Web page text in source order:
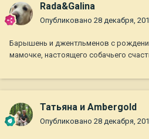
Rada&Galina
Опубликовано 28 декабря,
Барышень и джентльменов с
мамочке, настоящего собачьего
Татьяна и Ambergold
Опубликовано 28 декабря,